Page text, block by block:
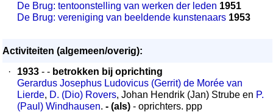
De Brug: tentoonstelling van werken der leden 1951
De Brug: vereniging van beeldende kunstenaars 1953
Activiteiten (algemeen/overig):
·
1933 - - betrokken bij oprichting
Gerardus Josephus Ludovicus (Gerrit) de Morée van
Lierde, D. (Dio) Rovers, Johan Hendrik (Jan) Strube en P.
(Paul) Windhausen. - (als) - oprichters. ppp